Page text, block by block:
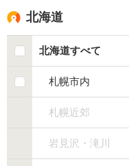
北海道
北海道すべて
札幌市内
札幌近郊
岩見沢・滝川